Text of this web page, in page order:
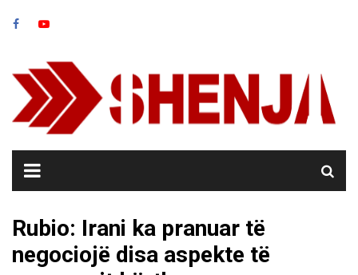
Rubio: Irani ka pranuar të
negociojë disa aspekte të